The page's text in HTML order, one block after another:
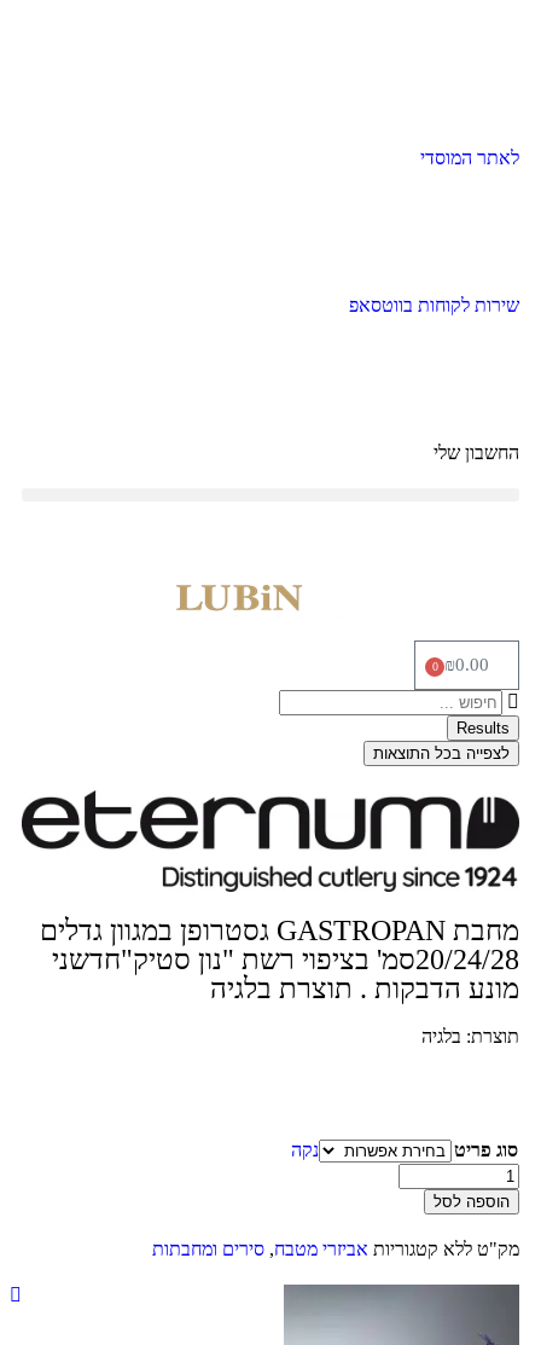
לאתר המוסדי
שירות לקוחות בווטסאפ
החשבון שלי
₪0.00
0
Results
לצפייה בכל התוצאות
מחבת GASTROPAN גסטרופן במגוון גדלים
20/24/28סמ' בציפוי רשת "נון סטיק"חדשני
מונע הדבקות . תוצרת בלגיה
תוצרת: בלגיה
סוג פריט נקה
הוספה לסל
מק"ט ללא קטגוריות אביזרי מטבח, סירים ומחבתות